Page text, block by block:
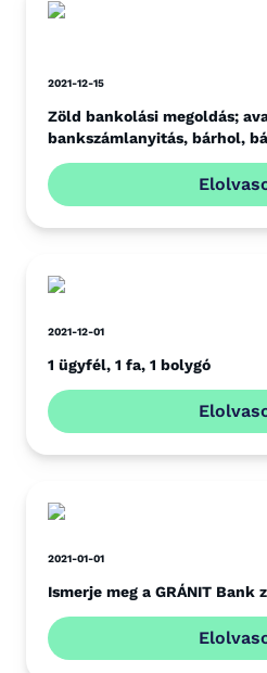
2021-12-15
Zöld bankolási megoldás;
bankszámlanyitás, bárhol,
2021-12-01
1 ügyfél, 1 fa, 1 bolygó
2021-01-01
Ismerje meg a GRÁNIT Bank